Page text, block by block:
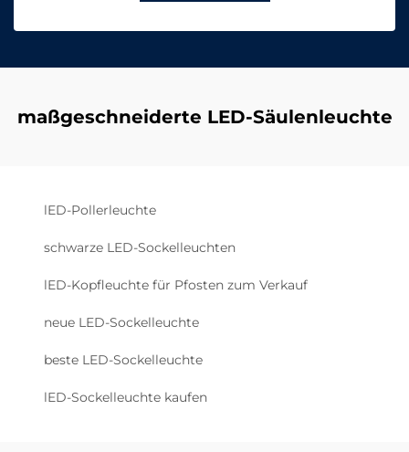
maßgeschneiderte LED-Säulenleuchte
lED-Pollerleuchte
schwarze LED-Sockelleuchten
lED-Kopfleuchte für Pfosten zum Verkauf
neue LED-Sockelleuchte
beste LED-Sockelleuchte
lED-Sockelleuchte kaufen